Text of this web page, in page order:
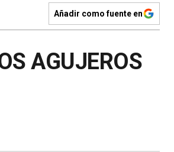
Añadir como fuente en
AGUJEROS